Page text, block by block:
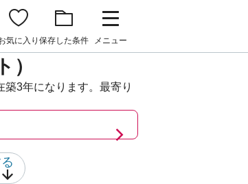
気に入り 保存した条件 メニュー
）
3年になります。最寄り